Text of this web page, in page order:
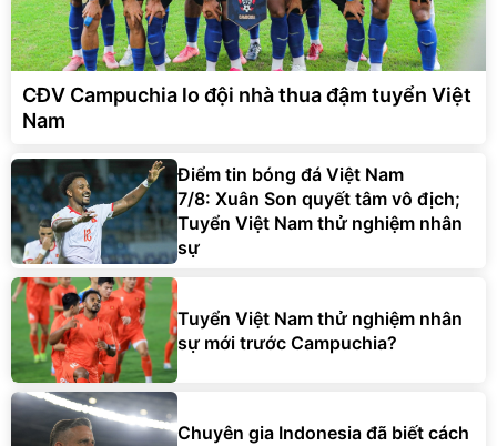
CĐV Campuchia lo đội nhà thua đậm tuyển Việt
Nam
Điểm tin bóng đá Việt Nam
7/8: Xuân Son quyết tâm vô địch;
Tuyển Việt Nam thử nghiệm nhân
sự
Tuyển Việt Nam thử nghiệm nhân
sự mới trước Campuchia?
Chuyên gia Indonesia đã biết cách